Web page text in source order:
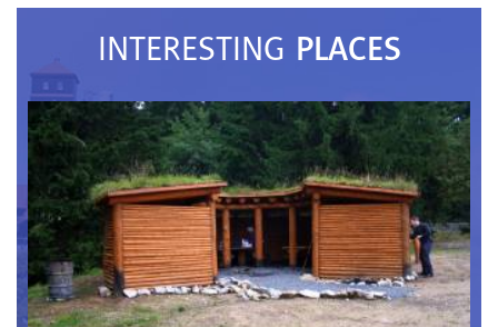
INTERESTING PLACES